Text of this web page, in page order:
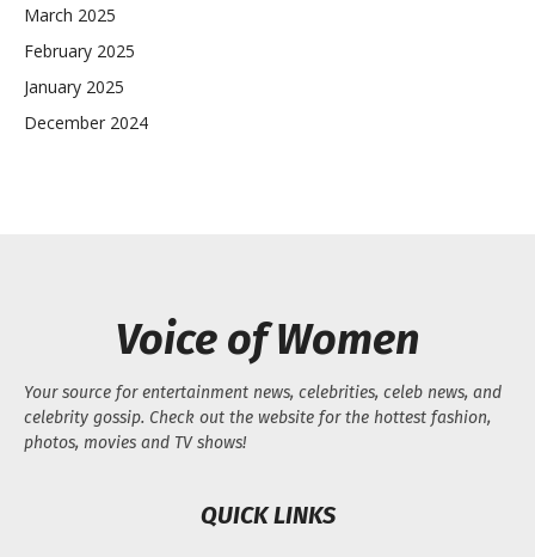
March 2025
February 2025
January 2025
December 2024
Voice of Women
Your source for entertainment news, celebrities, celeb news, and
celebrity gossip. Check out the website for the hottest fashion,
photos, movies and TV shows!
QUICK LINKS